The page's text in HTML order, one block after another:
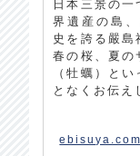
日本三景の
界遺産の島
史を誇る嚴島
春の桜、夏の
（牡蠣）と
となくお伝え
ebisuya.com